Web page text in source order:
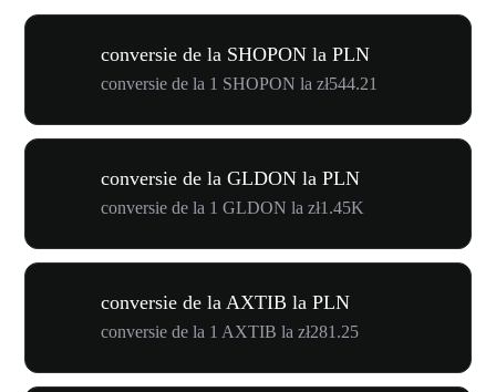
conversie de la SHOPON la PLN
conversie de la 1 SHOPON la zł544.21
conversie de la GLDON la PLN
conversie de la 1 GLDON la zł1.45K
conversie de la AXTIB la PLN
conversie de la 1 AXTIB la zł281.25